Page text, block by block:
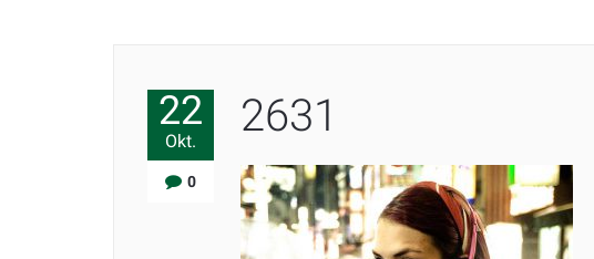
22
Okt.
0
2631